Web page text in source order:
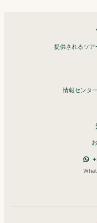
提供されるツア
情報センター